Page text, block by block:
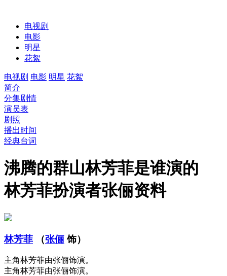
电视剧
电影
明星
花絮
电视剧 电影 明星 花絮
简介
分集剧情
演员表
剧照
播出时间
经典台词
沸腾的群山林芳菲是谁演的
林芳菲扮演者张俪资料
林芳菲 （张俪饰）
主角林芳菲由张俪饰演。
主角林芳菲由张俪饰演。